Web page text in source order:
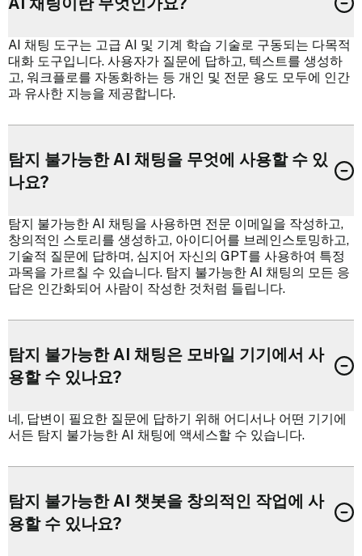
AI 채팅 도구는 고급 AI 및 기계 학습 기술로 구동되는 다목적
대화 도구입니다. 사용자가 질문에 답하고, 텍스트를 생성하
고, 워크플로를 자동화하는 등 개인 및 전문 용도 모두에 인간
과 유사한 지능을 제공합니다.
탐지 불가능한 AI 채팅을 무엇에 사용할 수 있
나요?
탐지 불가능한 AI 채팅을 사용하면 전문 이메일을 작성하고,
창의적인 스토리를 생성하고, 아이디어를 브레인스토밍하고,
기술적 질문에 답하며, 심지어 자신의 GPT를 사용하여 특정
과목을 가르칠 수 있습니다. 탐지 불가능한 AI 채팅의 모든 응
답은 인간화되어 사람이 작성한 것처럼 들립니다.
탐지 불가능한 AI 채팅은 모바일 기기에서 사
용할 수 있나요?
네, 답변이 필요한 질문에 답하기 위해 어디서나 어떤 기기에
서든 탐지 불가능한 AI 채팅에 액세스할 수 있습니다.
탐지 불가능한 AI 챗봇을 창의적인 작업에 사
용할 수 있나요?